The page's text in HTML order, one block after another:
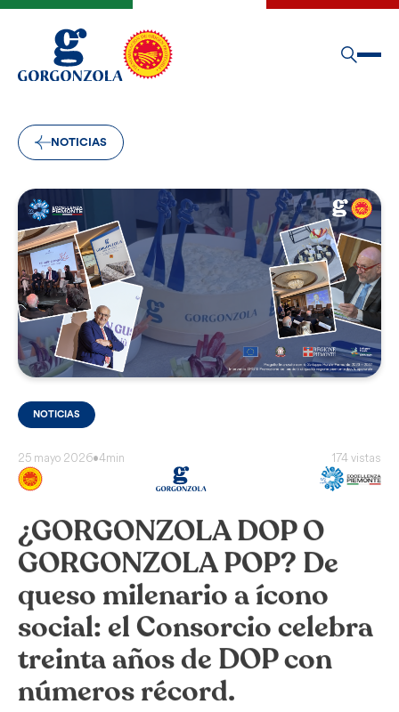
NOTICIAS
NOTICIAS
25 mayo 2026•4min 174 vistas
¿GORGONZOLA DOP O
GORGONZOLA POP? De
queso milenario a ícono
social: el Consorcio celebra
treinta años de DOP con
números récord.